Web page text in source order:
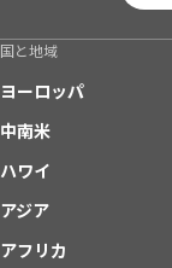
国と地域
ヨーロッパ
中南米
ハワイ
アジア
アフリカ